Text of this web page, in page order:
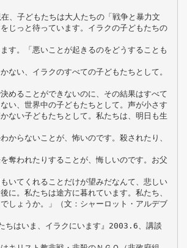
、子どもたちは大人たちの「戦争と暴力文
じっと待っています。イラクの子どもたちの
す。「悪いことが起きるのをどうすることも
ない、イラクのすべての子どもたちとして。
めることができないのに、その結果はすべて
い、世界中の子どもたちとして。声が小さす
ない子どもたちとして。私たちは、明日も生
からないことが、怖いのです。殺されたり、
奪われたりすることが、悔しいのです。お父
いてくれることだけが望みだなんて、悲しい
に。私たちは途方に暮れています。私たち、
しょうか。」（文：シャーロット・アルデブ
ちはいま、イラクにいます』2003.6、講談